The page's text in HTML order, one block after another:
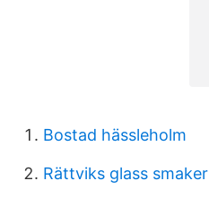
Bostad hässleholm
Rättviks glass smaker